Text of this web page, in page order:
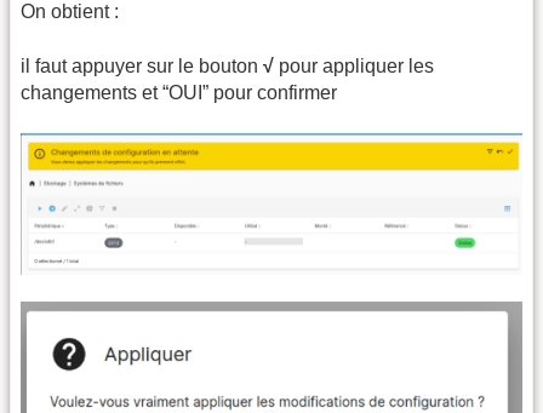
On obtient :
il faut appuyer sur le bouton √ pour appliquer les
changements et “OUI” pour confirmer